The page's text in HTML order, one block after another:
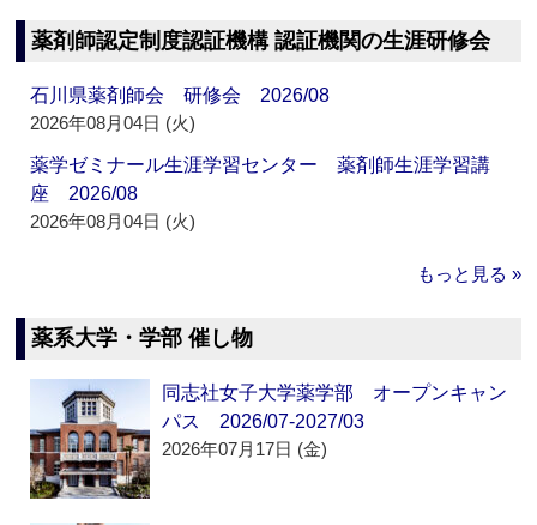
薬剤師認定制度認証機構 認証機関の生涯研修会
石川県薬剤師会 研修会 2026/08
2026年08月04日 (火)
薬学ゼミナール生涯学習センター 薬剤師生涯学習講
座 2026/08
2026年08月04日 (火)
もっと見る »
薬系大学・学部 催し物
同志社女子大学薬学部 オープンキャン
パス 2026/07-2027/03
2026年07月17日 (金)